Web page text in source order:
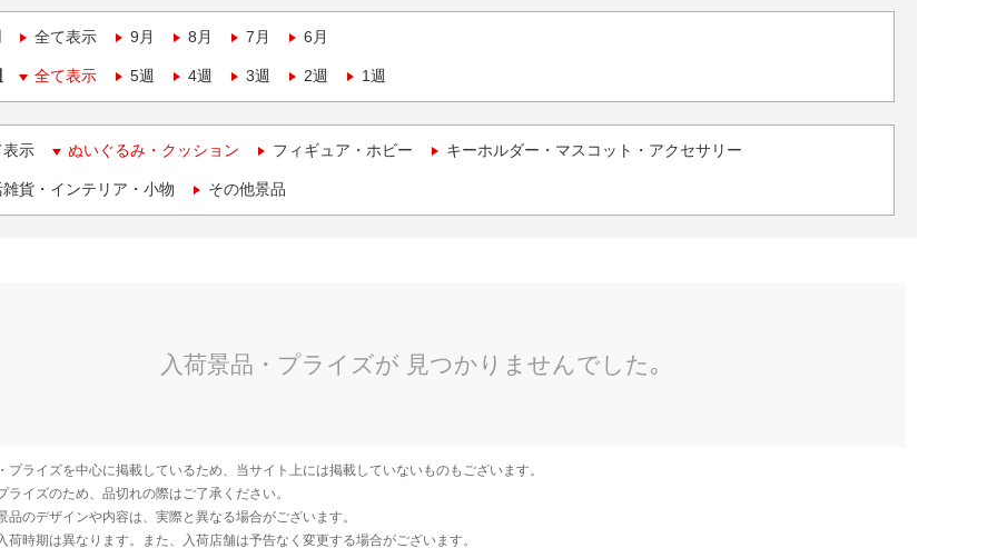
全て表示 9月 8月 7月 6月
全て表示 5週 4週 3週 2週 1週
表示 ぬいぐるみ・クッション フィギュア・ホビー キーホルダー・マスコット・アクセサリー
貨・インテリア・小物 その他景品